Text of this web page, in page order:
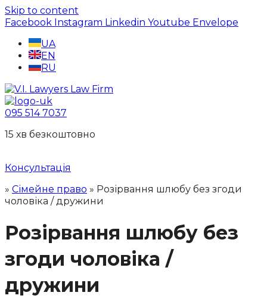
Skip to content
Facebook Instagram Linkedin Youtube Envelope
UA
EN
RU
095 514 7037
15 хв безкоштовно
Консультація
» Сімейне право » Розірвання шлюбу без згоди
чоловіка / дружини
Розірвання шлюбу без
згоди чоловіка /
дружини